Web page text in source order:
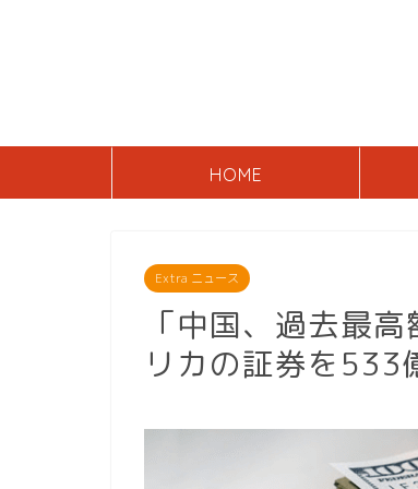
HOME
Extra ニュース
「中国、過去最
リカの証券を533